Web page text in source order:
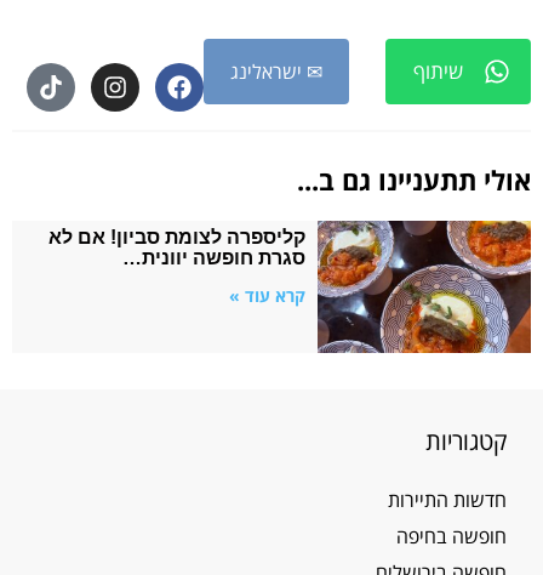
שיתוף ✉ ישראלינג
אולי תתעניינו גם ב...
קליספרה לצומת סביון! אם לא
סגרת חופשה יוונית…
קרא עוד »
קטגוריות
חדשות התיירות
חופשה בחיפה